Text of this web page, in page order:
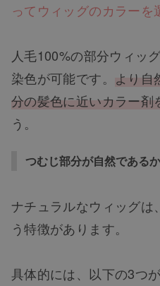
ってウィッグのカラーを
人毛100%の部分ウィッ
染色が可能です。 より自
分の髪色に近いカラー剤
う。
つむじ部分が自然であるか
ナチュラルなウィッグは
う特徴があります。
具体的には、以下の3つ